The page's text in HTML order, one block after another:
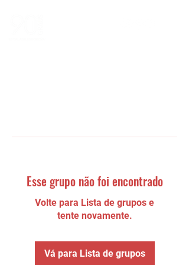
Esse grupo não foi encontrado
Volte para Lista de grupos e
tente novamente.
Vá para Lista de grupos